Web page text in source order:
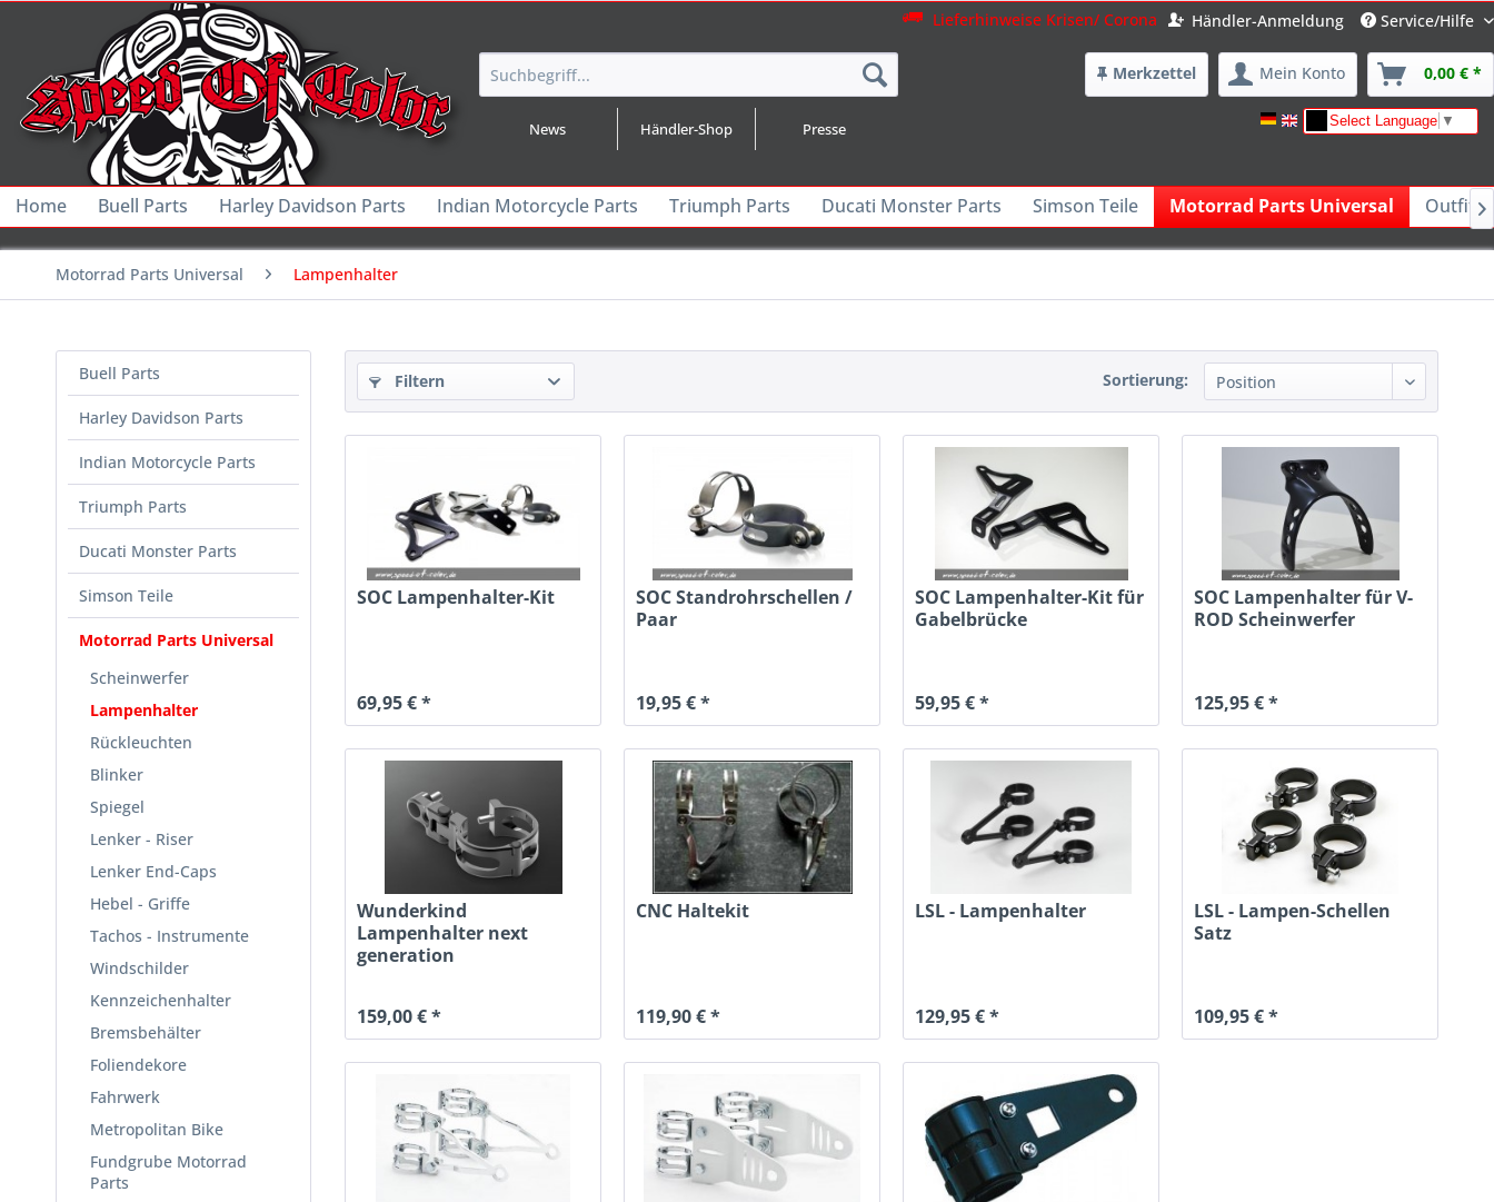
Lieferhinweise Krisen/ Corona Händler-Anmeldung Service/Hilfe
News Händler-Shop Presse
Merkzettel Mein Konto 0,00 € *
Select Language ▼
Home Buell Parts Harley Davidson Parts Indian Motorcycle Parts Triumph Parts Ducati Monster Parts Simson Teile Motorrad Parts Universal Outfits
Motorrad Parts Universal Lampenhalter
Buell Parts
Harley Davidson Parts
Indian Motorcycle Parts
Triumph Parts
Ducati Monster Parts
Simson Teile
Motorrad Parts Universal
Scheinwerfer
Lampenhalter
Rückleuchten
Blinker
Spiegel
Lenker - Riser
Lenker End-Caps
Hebel - Griffe
Tachos - Instrumente
Windschilder
Kennzeichenhalter
Bremsbehälter
Foliendekore
Fahrwerk
Metropolitan Bike
Fundgrube Motorrad
Parts
Filtern Sortierung:
SOC Lampenhalter-Kit
69,95 € *
SOC Standrohrschellen /
Paar
19,95 € *
SOC Lampenhalter-Kit für
Gabelbrücke
59,95 € *
SOC Lampenhalter für V-
ROD Scheinwerfer
125,95 € *
Wunderkind
Lampenhalter next
generation
159,00 € *
CNC Haltekit
119,90 € *
LSL - Lampenhalter
129,95 € *
LSL - Lampen-Schellen
Satz
109,95 € *